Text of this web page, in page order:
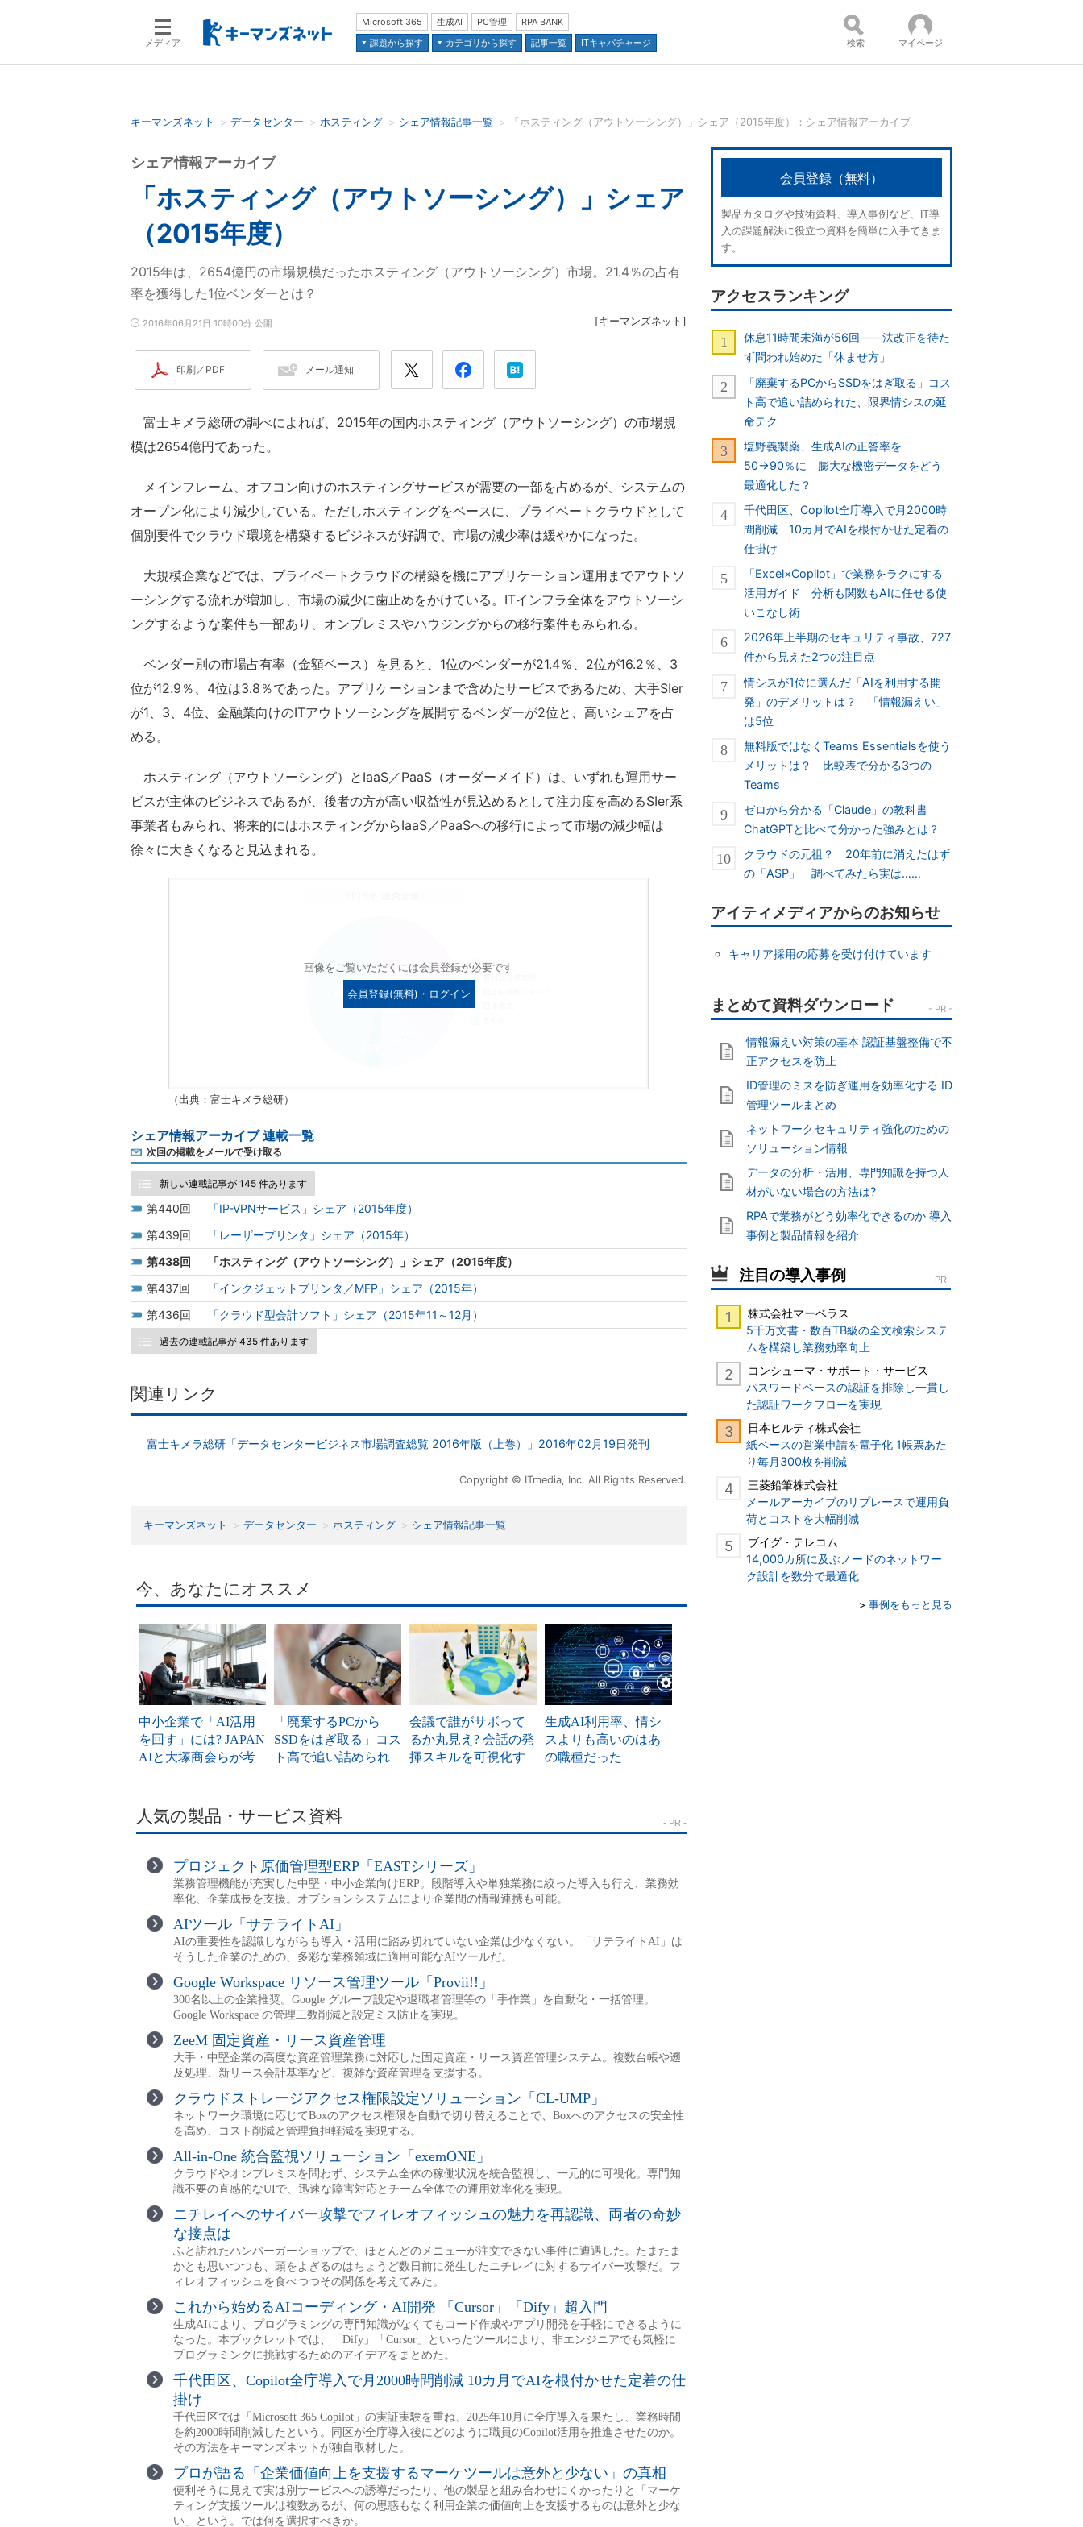
メディア
Microsoft 365 生成AI PC管理
RPA BANK
課題から探す
カテゴリから探す 記事一覧 ITキャパチャージ
検索語を入力してください コンテンツ：
並び順：
検索 マイページ
キーマンズネット データセンター ホスティング シェア情報記事一覧 「ホスティング（アウトソーシング）」シェア（2015年度）：シェア情報アーカイブ
「ホスティング（アウトソーシング）」シェア
（2015年度）
シェア情報アーカイブ
2015年は、2654億円の市場規模だったホスティング（アウトソーシング）市場。21.4％の占有
率を獲得した1位ベンダーとは？
2016年06月21日 10時00分 公開 [キーマンズネット ]
印刷／PDF メール通知
富士キメラ総研の調べによれば、2015年の国内ホスティング（アウトソーシング）の市場規
模は2654億円であった。
メインフレーム、オフコン向けのホスティングサービスが需要の一部を占めるが、システムの
オープン化により減少している。ただしホスティングをベースに、プライベートクラウドとして
個別要件でクラウド環境を構築するビジネスが好調で、市場の減少率は緩やかになった。
大規模企業などでは、プライベートクラウドの構築を機にアプリケーション運用までアウトソ
ーシングする流れが増加し、市場の減少に歯止めをかけている。ITインフラ全体をアウトソーシ
ングするような案件も一部あり、オンプレミスやハウジングからの移行案件もみられる。
ベンダー別の市場占有率（金額ベース）を見ると、1位のベンダーが21.4％、2位が16.2％、3
位が12.9％、4位は3.8％であった。アプリケーションまで含めたサービスであるため、大手SIer
が1、3、4位、金融業向けのITアウトソーシングを展開するベンダーが2位と、高いシェアを占
める。
ホスティング（アウトソーシング）とIaaS／PaaS（オーダーメイド）は、いずれも運用サー
ビスが主体のビジネスであるが、後者の方が高い収益性が見込めるとして注力度を高めるSIer系
事業者もみられ、将来的にはホスティングからIaaS／PaaSへの移行によって市場の減少幅は
徐々に大きくなると見込まれる。
画像をご覧いただくには会員登録が必要です
会員登録(無料)・ログイン
（出典：富士キメラ総研）
シェア情報アーカイブ 連載一覧
次回の掲載をメールで受け取る
新しい連載記事が 145 件あります
440
「IP-VPNサービス」シェア（2015年度）
439
「レーザープリンタ」シェア（2015年）
438
「ホスティング（アウトソーシング）」シェア（2015年度）
437
「インクジェットプリンタ／MFP」シェア（2015年）
436
「クラウド型会計ソフト」シェア（2015年11～12月）
過去の連載記事が 435 件あります
関連リンク
富士キメラ総研「データセンタービジネス市場調査総覧 2016年版（上巻）」2016年02月19日発刊
Copyright © ITmedia, Inc. All Rights Reserved.
キーマンズネット データセンター ホスティング シェア情報記事一覧
会員登録（無料）
製品カタログや技術資料、導入事例など、IT導
入の課題解決に役立つ資料を簡単に入手できま
す。
アクセスランキング
休息11時間未満が56回――法改正を待た
ず問われ始めた「休ませ方」
「廃棄するPCからSSDをはぎ取る」コス
ト高で追い詰められた、限界情シスの延
命テク
塩野義製薬、生成AIの正答率を
50→90％に 膨大な機密データをどう
最適化した？
千代田区、Copilot全庁導入で月2000時
間削減 10カ月でAIを根付かせた定着の
仕掛け
「Excel×Copilot」で業務をラクにする
活用ガイド 分析も関数もAIに任せる使
いこなし術
2026年上半期のセキュリティ事故、727
件から見えた2つの注目点
情シスが1位に選んだ「AIを利用する開
発」のデメリットは？ 「情報漏えい」
は5位
無料版ではなくTeams Essentialsを使う
メリットは？ 比較表で分かる3つの
Teams
ゼロから分かる「Claude」の教科書
ChatGPTと比べて分かった強みとは？
クラウドの元祖？ 20年前に消えたはず
の「ASP」 調べてみたら実は……
アイティメディアからのお知らせ
キャリア採用の応募を受け付けています
情報漏えい対策の基本 認証基盤整備で不
正アクセスを防止
ID管理のミスを防ぎ運用を効率化する ID
管理ツールまとめ
ネットワークセキュリティ強化のための
ソリューション情報
データの分析・活用、専門知識を持つ人
材がいない場合の方法は?
RPAで業務がどう効率化できるのか 導入
事例と製品情報を紹介